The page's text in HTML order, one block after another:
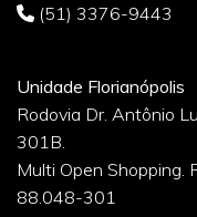
(51) 3376-9443
Unidade Florianópolis
Rodovia Dr. Antônio
301B.
Multi Open Shopping.
88.048-301